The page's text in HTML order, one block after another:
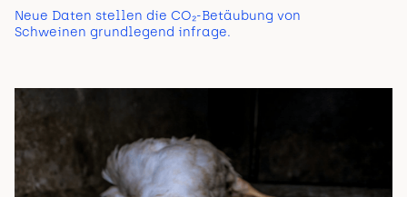
Neue Daten stellen die CO₂-Betäubung von
Schweinen grundlegend infrage.